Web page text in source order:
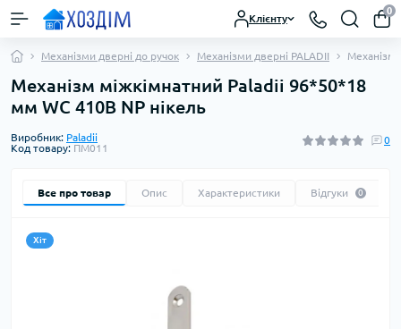
Клієнту
0
Механізми дверні до ручок Механізми дверні PALADII Механізм
Механізм міжкімнатний Paladii 96*50*18
мм WC 410B NP нікель
Виробник: Paladii
Код товару: ПМ011
0
Все про товар Опис Характеристики Відгуки 0
Хіт